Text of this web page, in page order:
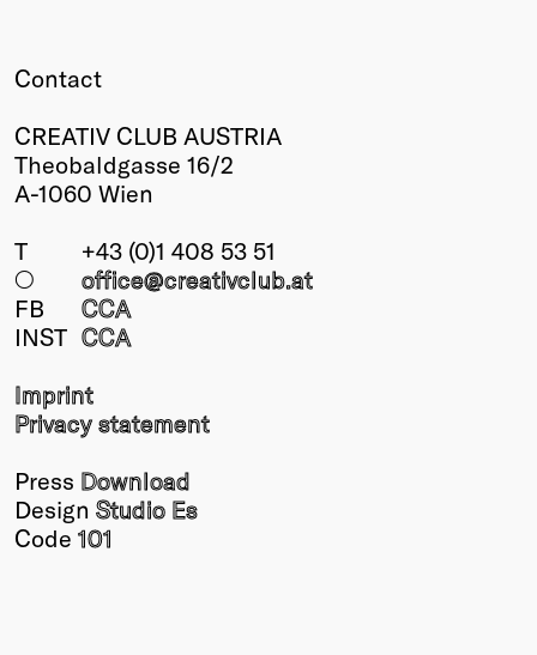
Contact
CREATIV CLUB AUSTRIA
Theobaldgasse 16/2
A-1060 Wien
T
+43 (0)1 408 53 51
○
office@creativclub.at
FB
CCA
INST CCA
Imprint
Privacy statement
Press Download
Design Studio Es
Code 101